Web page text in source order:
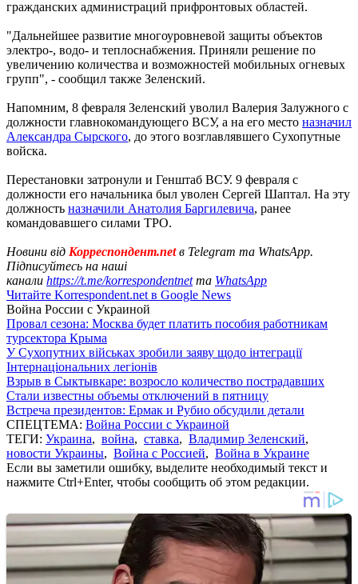
гражданских администраций прифронтовых областей.
"Дальнейшее развитие многоуровневой защиты объектов
электро-, водо- и теплоснабжения. Приняли решение по
увеличению количества и возможностей мобильных огневых
групп", - сообщил также Зеленский.
Напомним, 8 февраля Зеленский уволил Валерия Залужного с
должности главнокомандующего ВСУ, а на его место назначил
Александра Сырского, до этого возглавлявшего Сухопутные
войска.
Перестановки затронули и Генштаб ВСУ. 9 февраля с
должности его начальника был уволен Сергей Шаптал. На эту
должность назначили Анатолия Баргилевича, ранее
командовавшего силами ТРО.
Новини від Корреспондент.netв Telegram та WhatsApp.
Підписуйтесь на наші
канали https://t.me/korrespondentnetта WhatsApp
Читайте Korrespondent.net в Google News
Война России с Украиной
Провал сезона: Москва будет платить пособия работникам
турсектора Крыма
У Сухопутних військах зробили заяву щодо інтеграції
Інтернаціональних легіонів
Взрыв в Сыктывкаре: возросло количество пострадавших
Стали известны объемы отключений в пятницу
Встреча президентов: Ермак и Рубио обсудили детали
СПЕЦТЕМА: Война России с Украиной
ТЕГИ: Украина, война, ставка, Владимир Зеленский,
новости Украины, Война с Россией, Война в Украине
Если вы заметили ошибку, выделите необходимый текст и
нажмите Ctrl+Enter, чтобы сообщить об этом редакции.